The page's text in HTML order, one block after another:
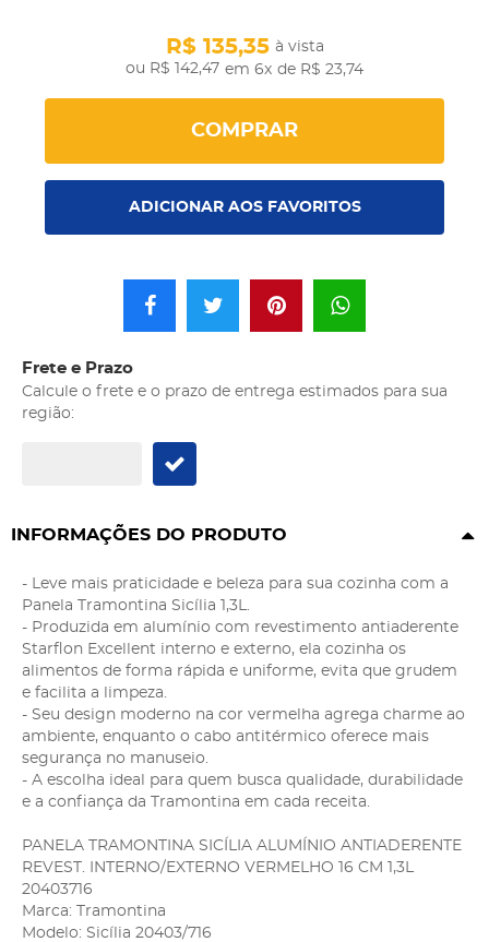
R$ 142,47
R$ 135,35 à vista
em 6x de R$ 23,74
COMPRAR
ADICIONAR AOS FAVORITOS
Frete e Prazo
Calcule o frete e o prazo de entrega estimados para sua
região:
INFORMAÇÕES DO PRODUTO
- Leve mais praticidade e beleza para sua cozinha com a
Panela Tramontina Sicília 1,3L.
- Produzida em alumínio com revestimento antiaderente
Starflon Excellent interno e externo, ela cozinha os
alimentos de forma rápida e uniforme, evita que grudem
e facilita a limpeza.
- Seu design moderno na cor vermelha agrega charme ao
ambiente, enquanto o cabo antitérmico oferece mais
segurança no manuseio.
- A escolha ideal para quem busca qualidade, durabilidade
e a confiança da Tramontina em cada receita.
PANELA TRAMONTINA SICÍLIA ALUMÍNIO ANTIADERENTE
REVEST. INTERNO/EXTERNO VERMELHO 16 CM 1,3L
20403716
Marca: Tramontina
Modelo: Sicília 20403/716